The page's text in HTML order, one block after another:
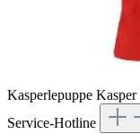
Kasperlepuppe
Service-Hotline